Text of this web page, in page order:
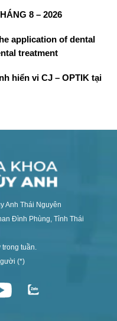
8 – 2026
application of dental
treatment
hiển vi CJ – OPTIK tại
Anh Thái Nguyên
Đình Phùng, Tỉnh Thái
tuần.
(*)